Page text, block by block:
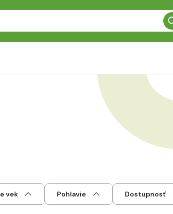
vek Pohlavie Dostupnosť